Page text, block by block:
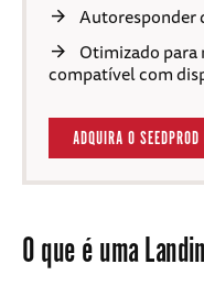
Autoresponder
Otimizado para
compatível com
ADQUIRA O
O que é uma